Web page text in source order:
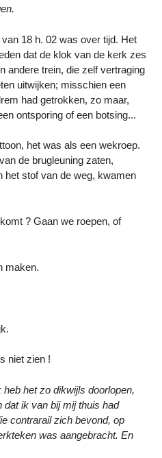
18 h. 02 was over tijd. Het
dat de klok van de kerk zes
andere trein, die zelf vertraging
uitwijken; misschien een
had getrokken, zo maar,
ontsporing of een botsing...
het was als een wekroep.
de brugleuning zaten,
het stof van de weg, kwamen
? Gaan we roepen, of
maken.
niet zien !
het zo dikwijls doorlopen,
ik van bij mij thuis had
contrarail zich bevond, op
was aangebracht. En